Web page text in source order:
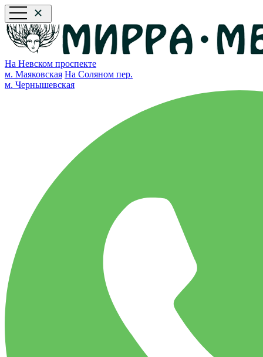
На Невском проспекте
м. Маяковская На Соляном пер.
м. Чернышевская